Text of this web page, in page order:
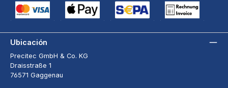
Ubicación
Precitec GmbH & Co. KG
Draisstraße 1
76571 Gaggenau